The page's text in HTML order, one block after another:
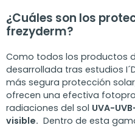
¿Cuáles son los
frezyderm?
Como todos los productos
desarrollada tras estudios
más segura protección
ofrecen una efectiva
radiaciones del sol UVA-
visible. Dentro de esta